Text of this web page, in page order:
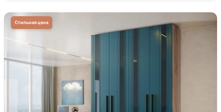
Стильная цена